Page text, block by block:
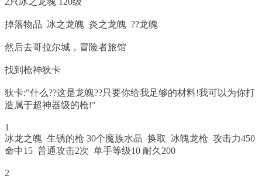
掉落物品 冰之龙魄 炎之龙魄 ??龙魄
然后去哥拉尔城，冒险者旅馆
找到枪神狄卡
狄卡:"什么??这是龙魄??只要你给我足够的材料!我可以为你打
造属于超神器级的枪!"
1
冰龙之魄 生锈的枪 30个魔族水晶 换取 冰魄龙枪 攻击力450
命中15 普通攻击2次 单手等级10 耐久200
2